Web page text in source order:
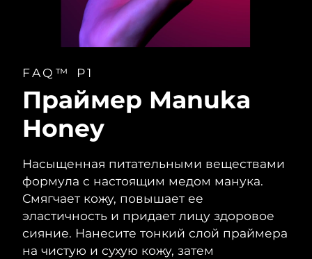
FAQ™ P1
Праймер Manuka
Honey
Насыщенная питательными веществами
формула с настоящим медом манука.
Смягчает кожу, повышает ее
эластичность и придает лицу здоровое
сияние. Нанесите тонкий слой праймера
на чистую и сухую кожу, затем